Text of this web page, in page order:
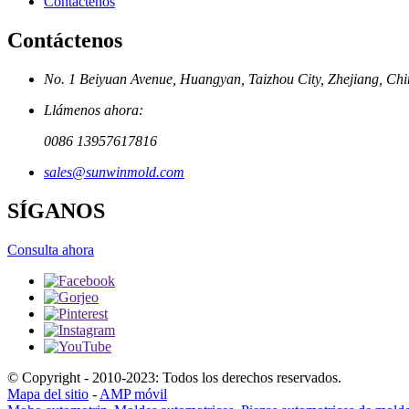
Contáctenos
No. 1 Beiyuan Avenue, Huangyan, Taizhou City, Zhejiang,
Llámenos ahora:
0086 13957617816
sales@sunwinmold.com
SÍGANOS
Consulta ahora
© Copyright - 2010-2023: Todos los derechos reservados.
Mapa del sitio - AMP móvil